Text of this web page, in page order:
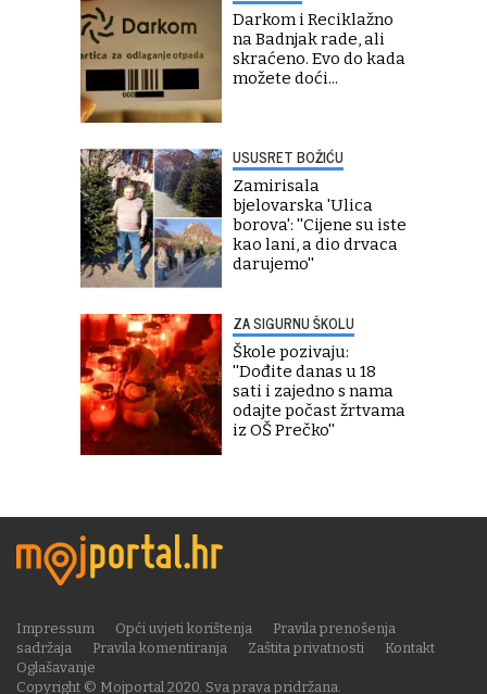
Darkom i Reciklažno
na Badnjak rade, ali
skraćeno. Evo do kada
možete doći...
USUSRET BOŽIĆU
Zamirisala
bjelovarska 'Ulica
borova': ''Cijene su iste
kao lani, a dio drvaca
darujemo''
ZA SIGURNU ŠKOLU
Škole pozivaju:
''Dođite danas u 18
sati i zajedno s nama
odajte počast žrtvama
iz OŠ Prečko''
Copyright © Mojportal 2020. Sva prava pridržana.
Impressum Opći uvjeti korištenja
Pravila prenošenja
sadržaja
Pravila komentiranja Zaštita privatnosti
Kontakt
Oglašavanje